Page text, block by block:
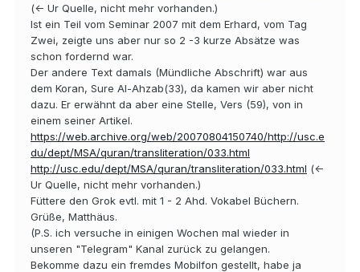
(<- Ur Quelle, nicht mehr vorhanden.)
Ist ein Teil vom Seminar 2007 mit dem Erhard, vom Tag
Zwei, zeigte uns aber nur so 2 -3 kurze Absätze was
schon fordernd war.
Der andere Text damals (Mündliche Abschrift) war aus
dem Koran, Sure Al-Ahzab(33), da kamen wir aber nicht
dazu. Er erwähnt da aber eine Stelle, Vers (59), von in
einem seiner Artikel.
https://web.archive.org/web/20070804150740/http://usc.e
du/dept/MSA/quran/transliteration/033.html
http://usc.edu/dept/MSA/quran/transliteration/033.html (<-
Ur Quelle, nicht mehr vorhanden.)
Füttere den Grok evtl. mit 1 - 2 Ahd. Vokabel Büchern.
Grüße, Matthäus.
(P.S. ich versuche in einigen Wochen mal wieder in
unseren "Telegram" Kanal zurück zu gelangen.
Bekomme dazu ein fremdes Mobilfon gestellt, habe ja